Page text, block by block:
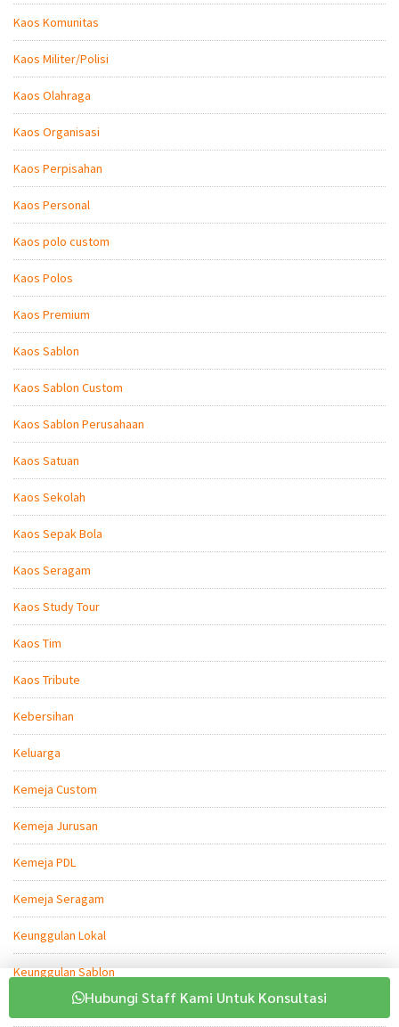
Kaos Komunitas
Kaos Militer/Polisi
Kaos Olahraga
Kaos Organisasi
Kaos Perpisahan
Kaos Personal
Kaos polo custom
Kaos Polos
Kaos Premium
Kaos Sablon
Kaos Sablon Custom
Kaos Sablon Perusahaan
Kaos Satuan
Kaos Sekolah
Kaos Sepak Bola
Kaos Seragam
Kaos Study Tour
Kaos Tim
Kaos Tribute
Kebersihan
Keluarga
Kemeja Custom
Kemeja Jurusan
Kemeja PDL
Kemeja Seragam
Keunggulan Lokal
Keunggulan Sablon
Hubungi Staff Kami Untuk Konsultasi